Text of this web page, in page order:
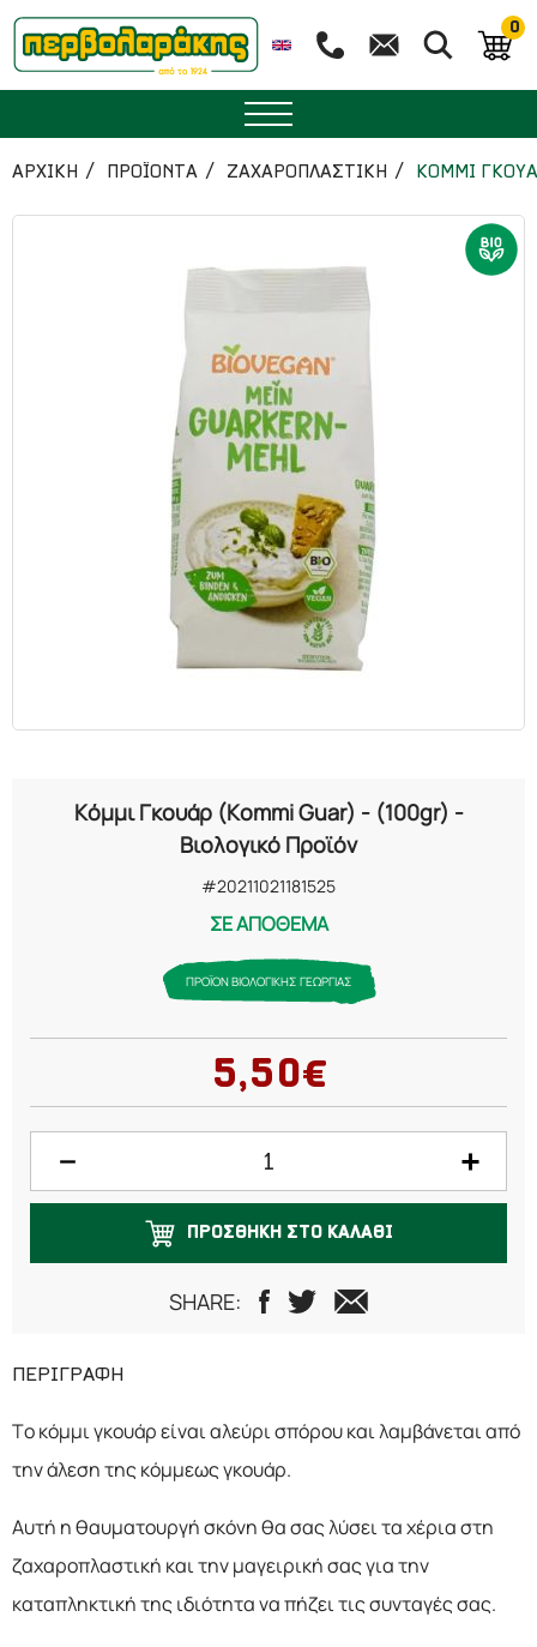
0
ΜΠΑΧΑΡΙΚΑ
ΒΟΤΑΝΑ
ΖΑΧΑΡΟΠΛΑΣΤΙΚΗ
ΑΡΧΙΚΉ ΠΡΟΪΟΝΤΑ ΖΑΧΑΡΟΠΛΑΣΤΙΚΗ ΚΟΜΜΙ
Κόμμι Γκουάρ (Kommi Guar) - (100gr) -
Βιολογικό Προϊόν
#20211021181525
ΣΕ ΑΠΟΘΕΜΑ
ΠΡΟΪΟΝ ΒΙΟΛΟΓΙΚΗΣ ΓΕΩΡΓΙΑΣ
5,50€
ΠΡΟΣΘΗΚΗ ΣΤΟ ΚΑΛΑΘΙ
SHARE:
ΠΕΡΙΓΡΑΦΗ
Το κόμμι γκουάρ είναι αλεύρι σπόρου και λαμβάνεται από
την άλεση της κόμμεως γκουάρ.
Αυτή η θαυματουργή σκόνη θα σας λύσει τα χέρια στη
ζαχαροπλαστική και την μαγειρική σας για την
καταπληκτική της ιδιότητα να πήζει τις συνταγές σας.